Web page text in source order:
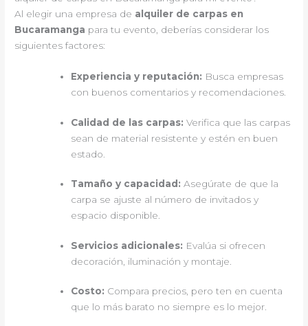
Al elegir una empresa de alquiler de carpas en
Bucaramanga para tu evento, deberías considerar los
siguientes factores:
Experiencia y reputación: Busca empresas
con buenos comentarios y recomendaciones.
Calidad de las carpas: Verifica que las carpas
sean de material resistente y estén en buen
estado.
Tamaño y capacidad: Asegúrate de que la
carpa se ajuste al número de invitados y
espacio disponible.
Servicios adicionales: Evalúa si ofrecen
decoración, iluminación y montaje.
Costo: Compara precios, pero ten en cuenta
que lo más barato no siempre es lo mejor.